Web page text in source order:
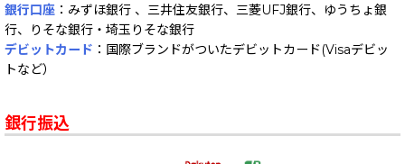
銀行口座 ：みずほ銀行 、三井住友銀行、三菱UFJ銀行、ゆうちょ銀
行、りそな銀行・埼玉りそな銀行
デビットカード ：国際ブランドがついたデビットカード(Visaデビッ
トなど）
銀行振込